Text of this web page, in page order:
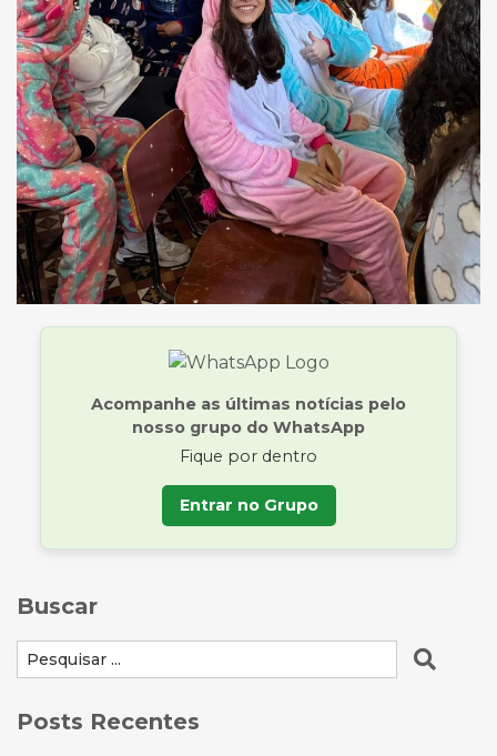
Acompanhe as últimas notícias pelo
nosso grupo do WhatsApp
Fique por dentro
Entrar no Grupo
Buscar
Posts Recentes